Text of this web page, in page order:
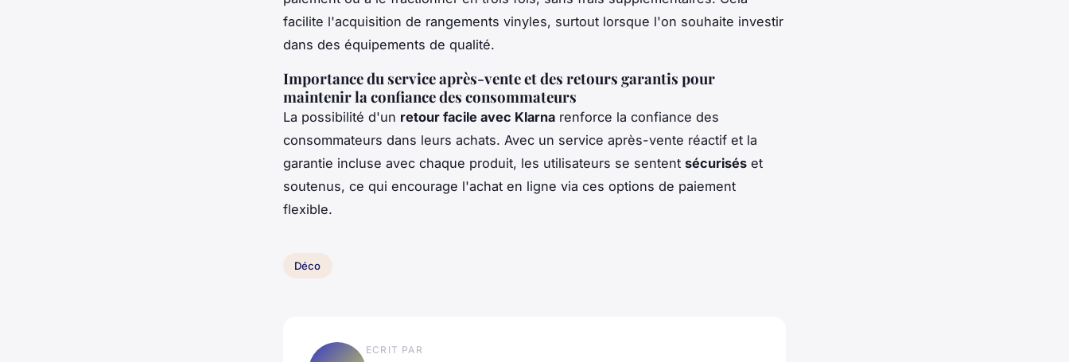
facilite l'acquisition de rangements vinyles, surtout lorsque l'on souhaite investir
dans des équipements de qualité.
Importance du service après-vente et des retours garantis pour
maintenir la confiance des consommateurs
La possibilité d'un retour facile avec Klarna renforce la confiance des
consommateurs dans leurs achats. Avec un service après-vente réactif et la
garantie incluse avec chaque produit, les utilisateurs se sentent sécurisés et
soutenus, ce qui encourage l'achat en ligne via ces options de paiement
flexible.
Déco
ECRIT PAR